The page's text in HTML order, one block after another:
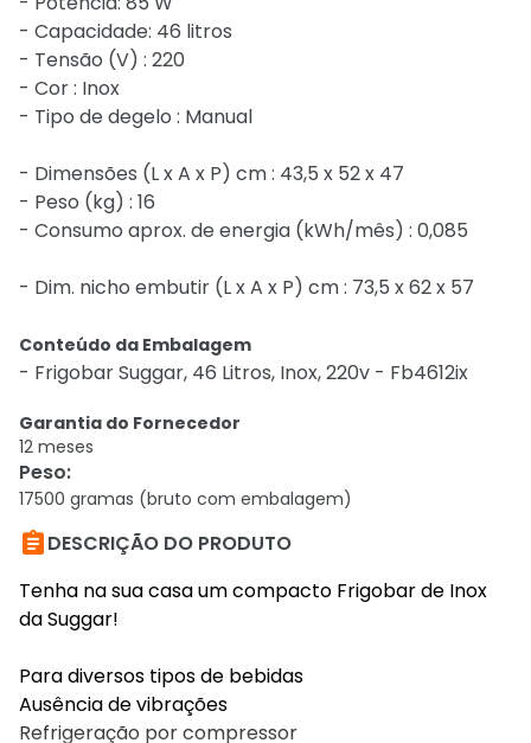
- Capacidade: 46 litros
- Tensão (V) : 220
- Cor : Inox
- Tipo de degelo : Manual
- Dimensões (L x A x P) cm : 43,5 x 52 x 47
- Peso (kg) : 16
- Consumo aprox. de energia (kWh/mês) : 0,085
- Dim. nicho embutir (L x A x P) cm : 73,5 x 62 x 57
Conteúdo da Embalagem
- Frigobar Suggar, 46 Litros, Inox, 220v - Fb4612ix
Garantia do Fornecedor
12 meses
Peso:
17500 gramas (bruto com embalagem)
DESCRIÇÃO DO PRODUTO
Tenha na sua casa um compacto Frigobar de Inox
da Suggar!
Para diversos tipos de bebidas
Ausência de vibrações
Refrigeração por compressor